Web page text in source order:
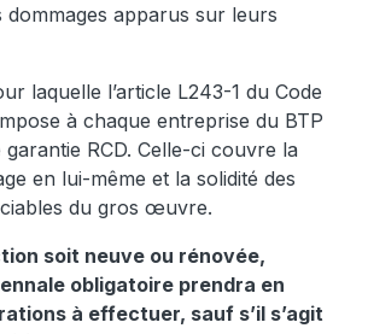
dommages apparus sur leurs
laquelle l’article L243-1 du Code
à chaque entreprise du BTP
RCD. Celle-ci couvre la
en lui-même et la solidité des
du gros œuvre.
soit neuve ou rénovée,
obligatoire prendra en
à effectuer, sauf s’il s’agit